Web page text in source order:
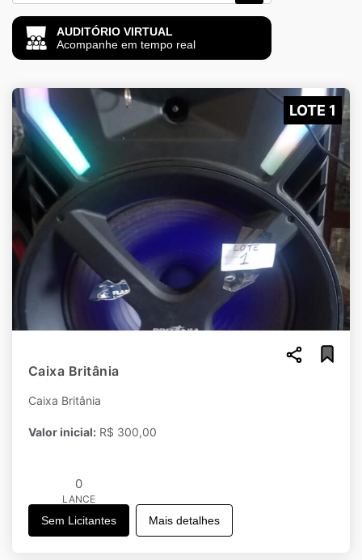
AUDITÓRIO VIRTUAL
Acompanhe em tempo real
LOTE 1
Caixa Britânia
Caixa Britânia
Valor inicial: R$ 300,00
0
LANCE
Sem Licitantes Mais detalhes